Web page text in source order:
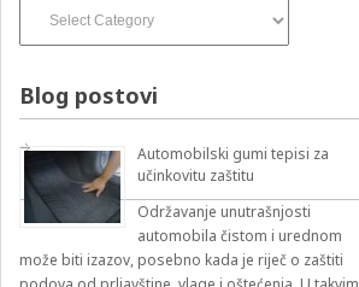
pesama
Blog postovi
Automobilski gumi tepisi za
učinkovitu zaštitu
Održavanje unutrašnjosti
automobila čistom i urednom
može biti izazov, posebno kada je riječ o zaštiti